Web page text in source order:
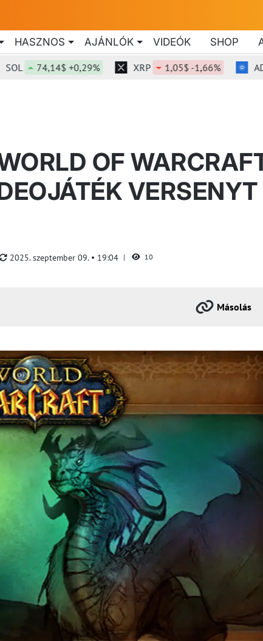
HASZNOS AJÁNLÓK VIDEÓK SHOP
74,14$ +0,29% XRP 1,05$ -1,66% ADA
OF
VERSENYT
2025. szeptember 09. 19:04 10
Másolás